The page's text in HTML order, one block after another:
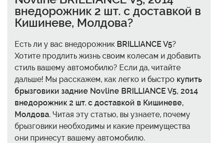
внедорожник 2 шт. с доставкой в
Кишиневе, Молдова?
Есть ли у вас внедорожник BRILLIANCE V5?
Хотите продлить жизнь своим колесам и добавить
стиль вашему автомобилю? Если да, читайте
дальше! Мы расскажем, как легко и быстро купить
брызговики задние Novline BRILLIANCE V5, 2014
внедорожник 2 шт. с доставкой в Кишиневе,
Молдова. Читая эту статью, вы узнаете, почему
брызговики необходимы и какие преимущества
они принесут вашему автомобилю.